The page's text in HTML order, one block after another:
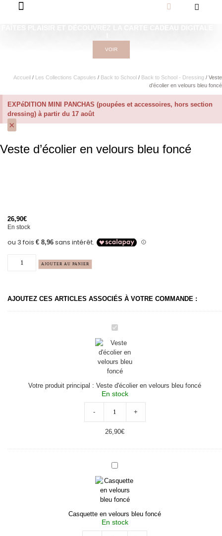
VOIR
Accueil / Les Collections Capsules / Back to School / Back to School - Dressing / Veste
d’écolier en velours bleu foncé
EXPéDITION MINI PANCHAS (poupées et accessoires, hors section
dressing) à partir du 17 août
×
Veste d’écolier en velours bleu foncé
26,90€
En stock
AJOUTER AU PANIER
AJOUTEZ CES ARTICLES ASSOCIÉS À VOTRE COMMANDE :
Veste
en
velours
bleu
foncé
Votre produit principal : Veste d'écolier en velours bleu foncé
En stock
- +
26,90€
Casquette
velours
bleu
foncé
Casquette en velours bleu foncé
En stock